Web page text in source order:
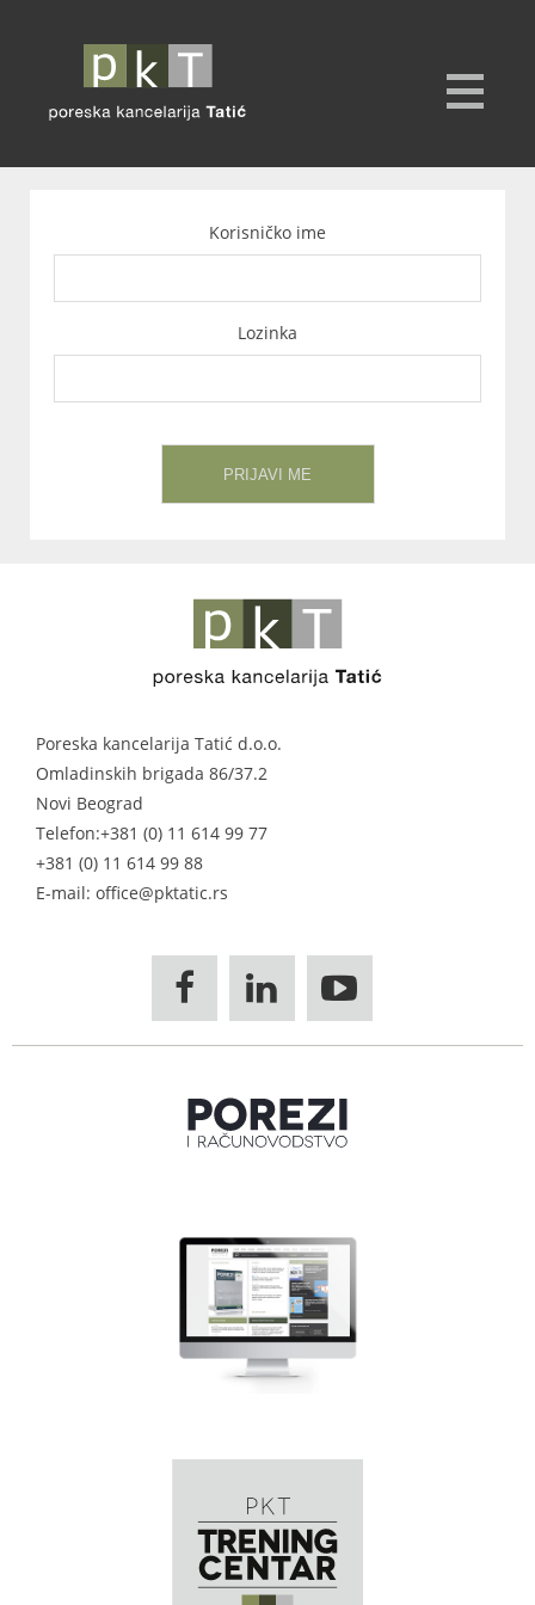
Korisničko ime
Lozinka
Poreska kancelarija Tatić d.o.o.
Omladinskih brigada 86/37.2
Novi Beograd
Telefon:+381 (0) 11 614 99 77
+381 (0) 11 614 99 88
E-mail: office@pktatic.rs
  